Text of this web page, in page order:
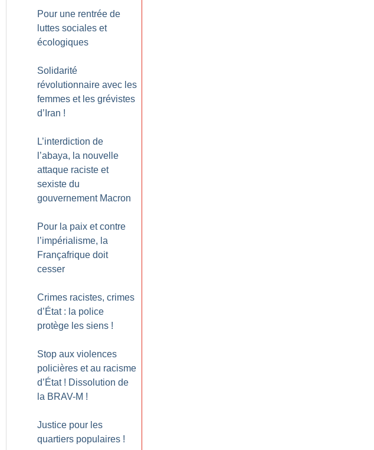
Pour une rentrée de
luttes sociales et
écologiques
Solidarité
révolutionnaire avec les
femmes et les grévistes
d’Iran !
L’interdiction de
l’abaya, la nouvelle
attaque raciste et
sexiste du
gouvernement Macron
Pour la paix et contre
l’impérialisme, la
Françafrique doit
cesser
Crimes racistes, crimes
d’État : la police
protège les siens !
Stop aux violences
policières et au racisme
d’État ! Dissolution de
la BRAV-M !
Justice pour les
quartiers populaires !